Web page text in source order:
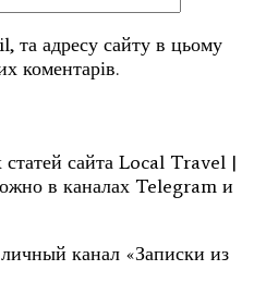
та адресу сайту в цьому
коментарів.
сайта Local Travel |
в каналах Telegram и
канал «Записки из